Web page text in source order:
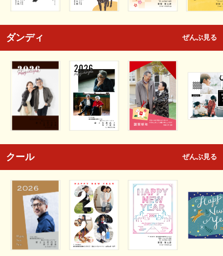
ダンディ ぜんぶ見る
クール ぜんぶ見る